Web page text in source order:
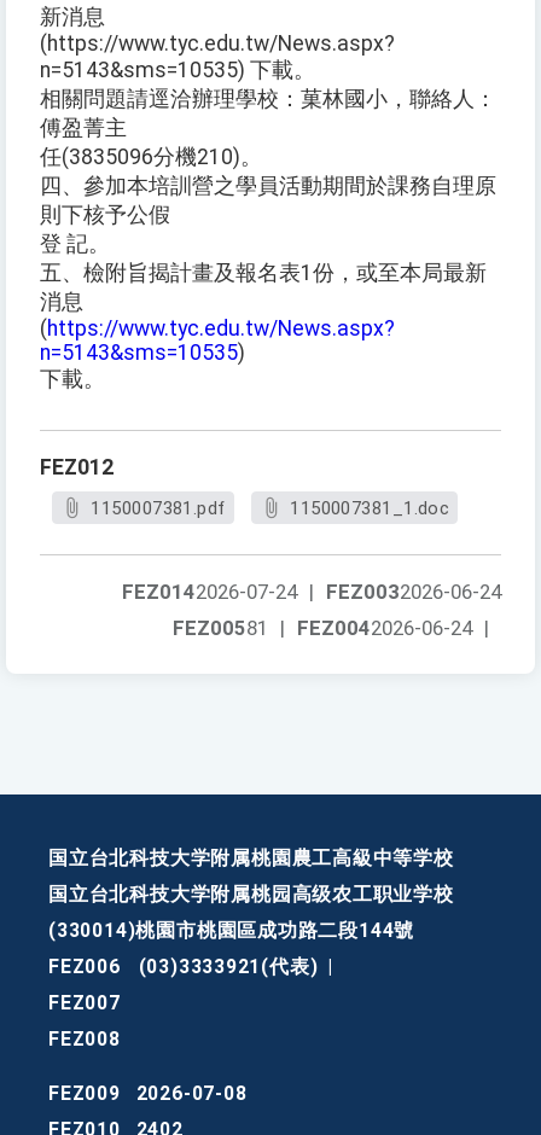
新消息
(https://www.tyc.edu.tw/News.aspx?
n=5143&sms=10535) 下載。
相關問題請逕洽辦理學校：菓林國小，聯絡人：
傅盈菁主
任(3835096分機210)。
四、參加本培訓營之學員活動期間於課務自理原
則下核予公假
登 記。
五、檢附旨揭計畫及報名表1份，或至本局最新
消息
(https://www.tyc.edu.tw/News.aspx?
n=5143&sms=10535)
下載。
FEZ012
1150007381.pdf 1150007381_1.doc
FEZ0032026-06-24
FEZ0142026-07-24 |
FEZ0042026-06-24 |
FEZ00581 |
国立台北科技大学附属桃園農工高級中等学校
国立台北科技大学附属桃园高级农工职业学校
(330014)桃園市桃園區成功路二段144號
FEZ006
(03)3333921(代表)
FEZ007
FEZ008
FEZ009
2026-07-08
FEZ010
2402